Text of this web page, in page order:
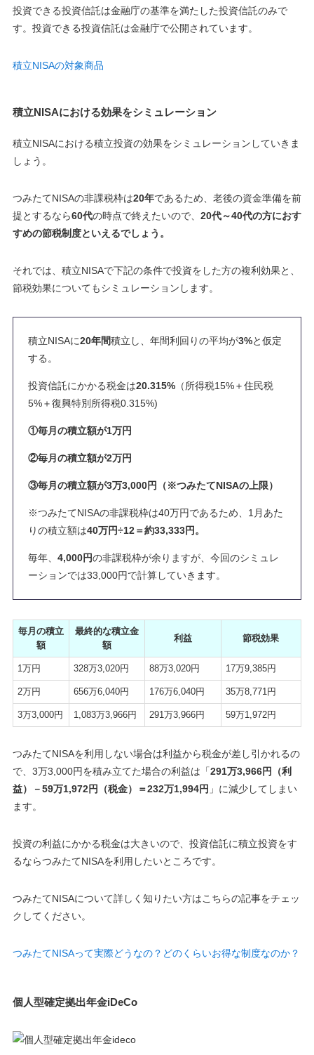
投資できる投資信託は金融庁の基準を満たした投資信託のみで
す。投資できる投資信託は金融庁で公開されています。
積立NISAの対象商品
積立NISAにおける効果をシミュレーション
積立NISAにおける積立投資の効果をシミュレーションしていきま
しょう。
つみたてNISAの非課税枠は20年であるため、老後の資金準備を前
提とするなら60代の時点で終えたいので、 20代～40代の方におす
すめの節税制度といえるでしょう。
それでは、積立NISAで下記の条件で投資をした方の複利効果と、
節税効果についてもシミュレーションします。
積立NISAに20年間積立し、年間利回りの平均が3%と仮定
する。
投資信託にかかる税金は20.315%（所得税15%＋住民税
5%＋復興特別所得税0.315%)
①毎月の積立額が1万円
②毎月の積立額が2万円
③毎月の積立額が3万3,000円（※つみたてNISAの上限）
※つみたてNISAの非課税枠は40万円であるため、1月あた
りの積立額は40万円÷12＝約33,333円。
毎年、 4,000円の非課税枠が余りますが、今回のシミュレ
ーションでは33,000円で計算していきます。
毎月の積立
額
最終的な積立金
額
利益 節税効果
1万円 328万3,020円 88万3,020円 17万9,385円
2万円 656万6,040円 176万6,040円 35万8,771円
3万3,000円 1,083万3,966円 291万3,966円 59万1,972円
つみたてNISAを利用しない場合は利益から税金が差し引かれるの
で、3万3,000円を積み立てた場合の利益は「291万3,966円（利
益）－59万1,972円（税金）＝232万1,994円 」に減少してしまい
ます。
投資の利益にかかる税金は大きいので、投資信託に積立投資をす
るならつみたてNISAを利用したいところです。
つみたてNISAについて詳しく知りたい方はこちらの記事をチェッ
クしてください。
つみたてNISAって実際どうなの？どのくらいお得な制度なのか？
個人型確定拠出年金iDeCo